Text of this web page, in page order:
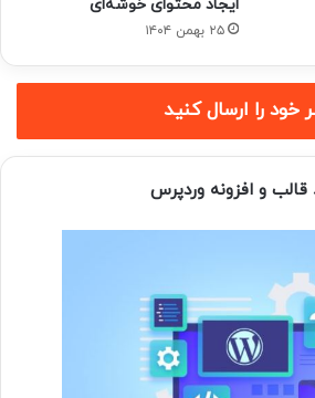
ایجاد محتوای خوشه‌ای
۲۵ بهمن ۱۴۰۴
خود را ارسال کنید
قالب و افزونه وردپرس